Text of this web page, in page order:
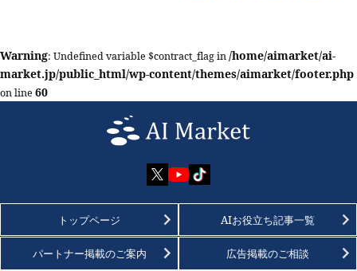
Warning: Undefined variable $contract_flag in/home/aimarket/ai-
market.jp/public_html/wp-content/themes/aimarket/footer.php
on line 60
トップページ AIお役立ち記事一覧
パートナー掲載のご案内 広告掲載のご相談